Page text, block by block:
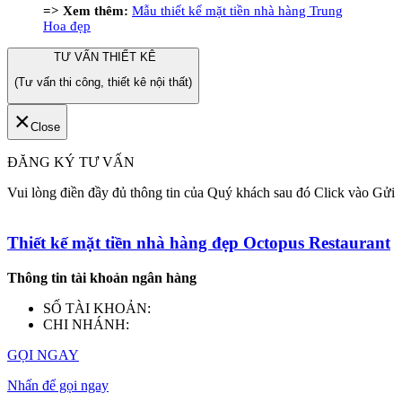
=> Xem thêm: Mẫu thiết kế mặt tiền nhà hàng Trung
Hoa đẹp
TƯ VẤN THIẾT KÊ
(Tư vấn thi công, thiết kê nội thất)
×Close
ĐĂNG KÝ TƯ VẤN
Vui lòng điền đầy đủ thông tin của Quý khách sau đó Click vào Gửi
Thiết kế mặt tiền nhà hàng đẹp Octopus Restaurant
Thông tin tài khoản ngân hàng
SỐ TÀI KHOẢN:
CHI NHÁNH:
GỌI NGAY
Nhấn để gọi ngay